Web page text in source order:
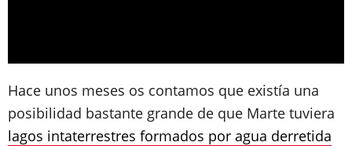
Hace unos meses os contamos que existía una
posibilidad bastante grande de que Marte tuviera
lagos intaterrestres formados por agua derretida